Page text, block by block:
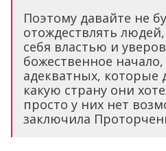
Поэтому давайте не
отождествлять
себя властью и
божественное
адекватных, которые
какую страну они
просто у них нет
заключила